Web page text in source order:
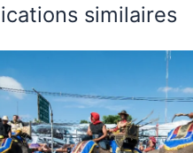
similaires